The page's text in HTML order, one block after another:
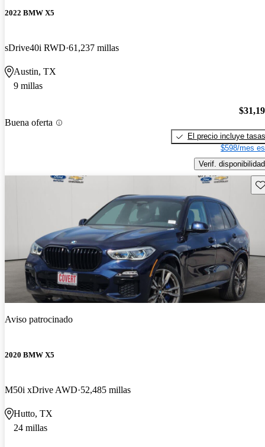
2022 BMW X5
sDrive40i RWD 61,237 millas
Austin, TX
9 millas
Buena oferta
El precio incluye tasas
$598/mes
Verif. disponibilidad
Aviso patrocinado
2020 BMW X5
M50i xDrive AWD 52,485 millas
Hutto, TX
24 millas